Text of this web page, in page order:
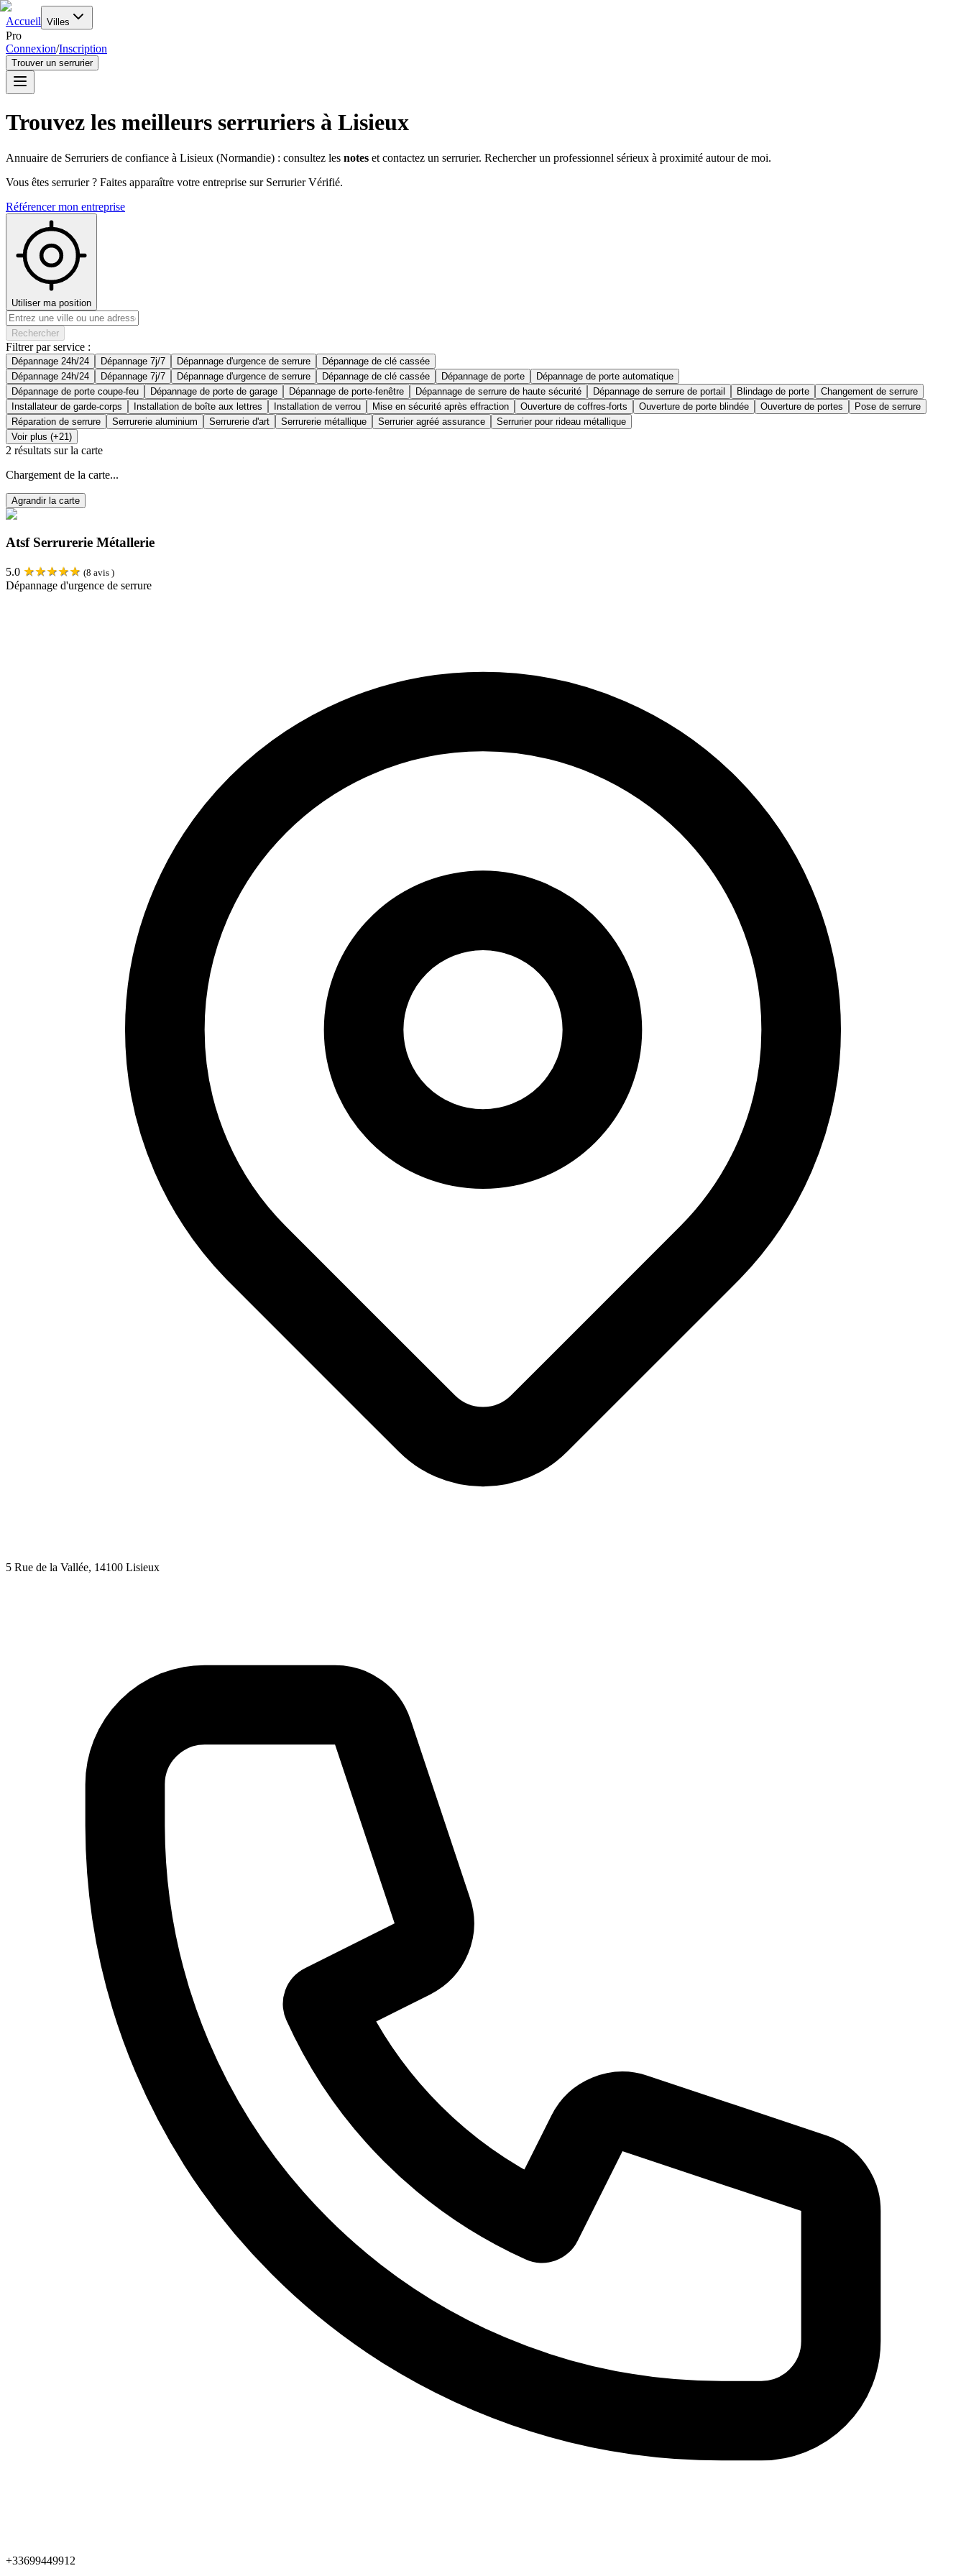
Accueil Villes
Pro
Connexion/Inscription
Trouver un serrurier
Trouvez les meilleurs serruriers à Lisieux
Annuaire de Serruriers de confiance à Lisieux (Normandie) : consultez les notes et contactez un serrurier. Rechercher un professionnel sérieux à proximité autour de moi.
Vous êtes serrurier ? Faites apparaître votre entreprise sur Serrurier Vérifié.
Référencer mon entreprise
Utiliser ma position
Rechercher
Filtrer par service :
Dépannage 24h/24 Dépannage 7j/7 Dépannage d'urgence de serrure
Dépannage de clé cassée
Dépannage 24h/24
Dépannage 7j/7 Dépannage d'urgence de serrure Dépannage de clé cassée Dépannage de porte
Dépannage de porte automatique
Dépannage de porte coupe-feu
Dépannage de porte de garage Dépannage de porte-fenêtre Dépannage de serrure de haute sécurité Dépannage de serrure de portail Blindage de porte
Changement de serrure
Installateur de garde-corps
Installation de boîte aux lettres Installation de verrou Mise en sécurité après effraction Ouverture de coffres-forts Ouverture de porte blindée Ouverture de portes
Pose de serrure
Réparation de serrure
Serrurerie aluminium Serrurerie d'art Serrurerie métallique Serrurier agréé assurance
Serrurier pour rideau métallique
Voir plus (+21)
2 résultats sur la carte
Chargement de la carte...
Agrandir la carte
Atsf Serrurerie Métallerie
5.0 ★★★★★ (8 avis )
Dépannage d'urgence de serrure
5 Rue de la Vallée, 14100 Lisieux
+33699449912